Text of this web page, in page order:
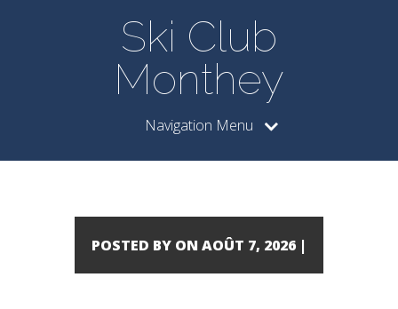
Ski Club
Monthey
Navigation Menu
POSTED BY ON AOÛT 7, 2026 |